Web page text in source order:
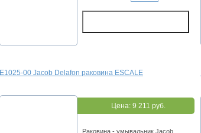
E1025-00 Jacob Delafon раковина ESCALE
Цена: 9 211 руб.
Раковина - умывальник Jacob